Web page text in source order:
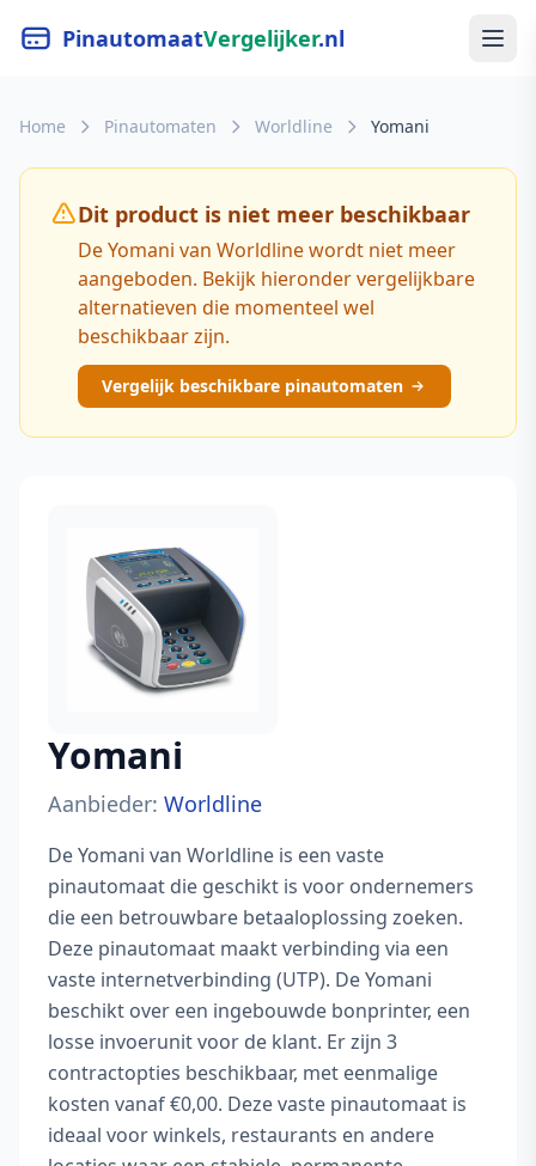
PinautomaatVergelijker.nl
Home Pinautomaten Worldline Yomani
Dit product is niet meer beschikbaar
De Yomani van Worldline wordt niet meer
aangeboden. Bekijk hieronder vergelijkbare
alternatieven die momenteel wel
beschikbaar zijn.
Vergelijk beschikbare pinautomaten
Yomani
Aanbieder: Worldline
De Yomani van Worldline is een vaste
pinautomaat die geschikt is voor ondernemers
die een betrouwbare betaaloplossing zoeken.
Deze pinautomaat maakt verbinding via een
vaste internetverbinding (UTP). De Yomani
beschikt over een ingebouwde bonprinter, een
losse invoerunit voor de klant. Er zijn 3
contractopties beschikbaar, met eenmalige
kosten vanaf €0,00. Deze vaste pinautomaat is
ideaal voor winkels, restaurants en andere